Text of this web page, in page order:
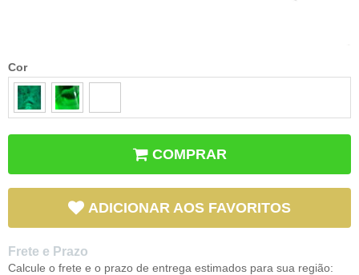
Cor
COMPRAR
ADICIONAR AOS FAVORITOS
Frete e Prazo
Calcule o frete e o prazo de entrega estimados para sua região: